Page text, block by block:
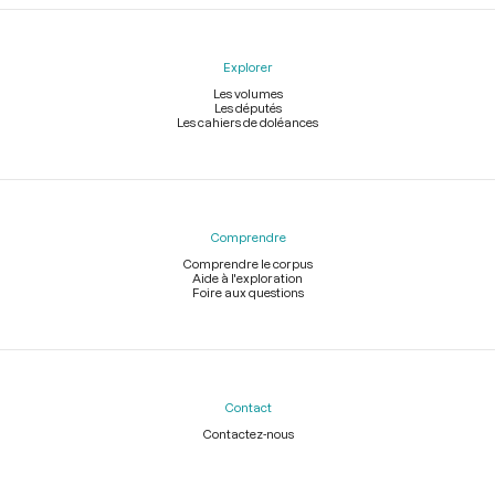
Explorer
Les volumes
Les députés
Les cahiers de doléances
Comprendre
Comprendre le corpus
Aide à l'exploration
Foire aux questions
Contact
Contactez-nous